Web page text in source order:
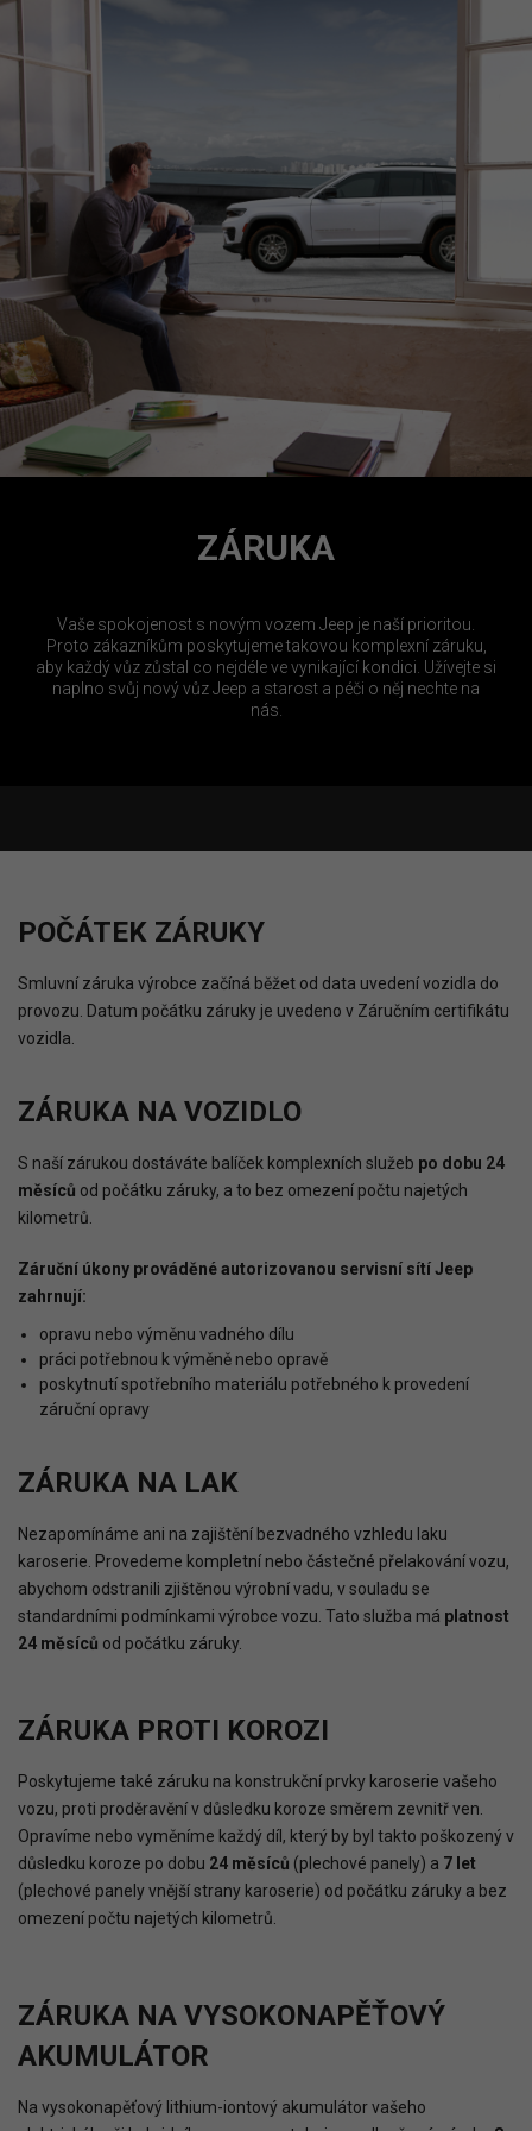
ZÁRUKA
Vaše spokojenost s novým vozem Jeep je naší prioritou.
Proto zákazníkům poskytujeme takovou komplexní záruku,
aby každý vůz zůstal co nejdéle ve vynikající kondici. Užívejte si
naplno svůj nový vůz Jeep a starost a péči o něj nechte na
nás.
POČÁTEK ZÁRUKY
Smluvní záruka výrobce začíná běžet od data uvedení vozidla do
provozu. Datum počátku záruky je uvedeno v Záručním certifikátu
vozidla.
ZÁRUKA NA VOZIDLO
S naší zárukou dostáváte balíček komplexních služeb po dobu 24
měsíců od počátku záruky, a to bez omezení počtu najetých
kilometrů.
Záruční úkony prováděné autorizovanou servisní sítí Jeep
zahrnují:
opravu nebo výměnu vadného dílu
práci potřebnou k výměně nebo opravě
poskytnutí spotřebního materiálu potřebného k provedení
záruční opravy
ZÁRUKA NA LAK
Nezapomínáme ani na zajištění bezvadného vzhledu laku
karoserie. Provedeme kompletní nebo částečné přelakování vozu,
abychom odstranili zjištěnou výrobní vadu, v souladu se
standardními podmínkami výrobce vozu. Tato služba má platnost
24 měsíců od počátku záruky.
ZÁRUKA PROTI KOROZI
Poskytujeme také záruku na konstrukční prvky karoserie vašeho
vozu, proti proděravění v důsledku koroze směrem zevnitř ven.
Opravíme nebo vyměníme každý díl, který by byl takto poškozený v
důsledku koroze po dobu 24 měsíců (plechové panely) a 7 let
(plechové panely vnější strany karoserie) od počátku záruky a bez
omezení počtu najetých kilometrů.
ZÁRUKA NA VYSOKONAPĚŤOVÝ
AKUMULÁTOR
Na vysokonapěťový lithium-iontový akumulátor vašeho